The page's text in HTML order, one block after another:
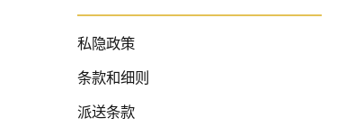
私隐政策
条款和细则
派送条款